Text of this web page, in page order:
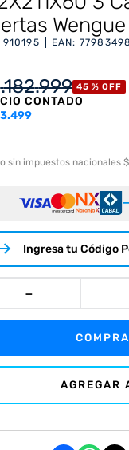
Wengue
910195 EAN:
.182.999 45 % OFF
CONTADO
sin impuestos nacionales
Ingresa tu Código
－
AGREGAR